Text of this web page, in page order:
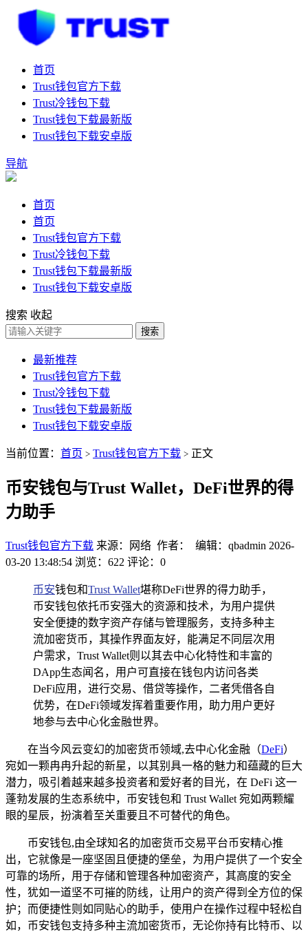
首页
Trust钱包官方下载
Trust冷钱包下载
Trust钱包下载最新版
Trust钱包下载安卓版
导航
首页
首页
Trust钱包官方下载
Trust冷钱包下载
Trust钱包下载最新版
Trust钱包下载安卓版
搜索 收起
搜索
最新推荐
Trust钱包官方下载
Trust冷钱包下载
Trust钱包下载最新版
Trust钱包下载安卓版
当前位置： 首页 > Trust钱包官方下载 > 正文
币安钱包与Trust Wallet，DeFi世界的得
力助手
Trust钱包官方下载 来源：网络 作者： 编辑：qbadmin 2026-
03-20 13:48:54 浏览：622 评论：0
币安钱包和Trust Wallet堪称DeFi世界的得力助手，
币安钱包依托币安强大的资源和技术，为用户提供
安全便捷的数字资产存储与管理服务，支持多种主
流加密货币，其操作界面友好，能满足不同层次用
户需求，Trust Wallet则以其去中心化特性和丰富的
DApp生态闻名，用户可直接在钱包内访问各类
DeFi应用，进行交易、借贷等操作，二者凭借各自
优势，在DeFi领域发挥着重要作用，助力用户更好
地参与去中心化金融世界。
在当今风云变幻的加密货币领域,去中心化金融（DeFi）
宛如一颗冉冉升起的新星，以其别具一格的魅力和蕴藏的巨大
潜力，吸引着越来越多投资者和爱好者的目光，在 DeFi 这一
蓬勃发展的生态系统中，币安钱包和 Trust Wallet 宛如两颗耀
眼的星辰，扮演着至关重要且不可替代的角色。
币安钱包,由全球知名的加密货币交易平台币安精心推
出，它就像是一座坚固且便捷的堡垒，为用户提供了一个安全
可靠的场所，用于存储和管理各种加密资产，其高度的安全
性，犹如一道坚不可摧的防线，让用户的资产得到全方位的保
护；而便捷性则如同贴心的助手，使用户在操作过程中轻松自
如，币安钱包支持多种主流加密货币，无论你持有比特币、以